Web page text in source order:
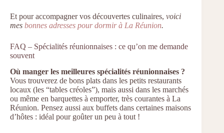
Et pour accompagner vos découvertes culinaires, voici
mes bonnes adresses pour dormir à La Réunion.
FAQ – Spécialités réunionnaises : ce qu’on me demande
souvent
Où manger les meilleures spécialités réunionnaises ?
Vous trouverez de bons plats dans les petits restaurants
locaux (les “tables créoles”), mais aussi dans les marchés
ou même en barquettes à emporter, très courantes à La
Réunion. Pensez aussi aux buffets dans certaines maisons
d’hôtes : idéal pour goûter un peu à tout !